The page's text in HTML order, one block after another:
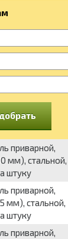
приварной,
мм), стальной,
штуку
приварной,
мм), стальной,
штуку
приварной,